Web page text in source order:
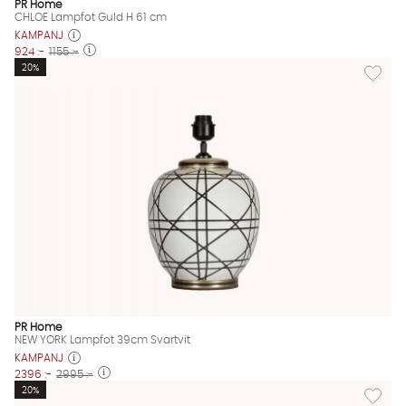
PR Home
CHLOE Lampfot Guld H 61 cm
KAMPANJ
924 :- 1155 :-
Lägg
20%
PR Home
NEW YORK Lampfot 39cm Svartvit
KAMPANJ
2396 :- 2995 :-
Lägg
20%